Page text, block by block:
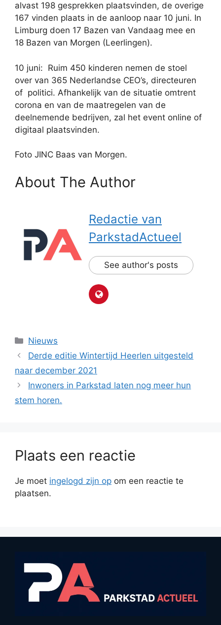
alvast 198 gesprekken plaatsvinden, de overige
167 vinden plaats in de aanloop naar 10 juni. In
Limburg doen 17 Bazen van Vandaag mee en
18 Bazen van Morgen (Leerlingen).
10 juni: Ruim 450 kinderen nemen de stoel
over van 365 Nederlandse CEO’s, directeuren
of politici. Afhankelijk van de situatie omtrent
corona en van de maatregelen van de
deelnemende bedrijven, zal het event online of
digitaal plaatsvinden.
Foto JINC Baas van Morgen.
About The Author
Redactie van
ParkstadActueel
See author's posts
Categorieën
Nieuws
Derde editie Wintertijd Heerlen uitgesteld
naar december 2021
Inwoners in Parkstad laten nog meer hun
stem horen.
Plaats een reactie
Je moet ingelogd zijn op om een reactie te
plaatsen.